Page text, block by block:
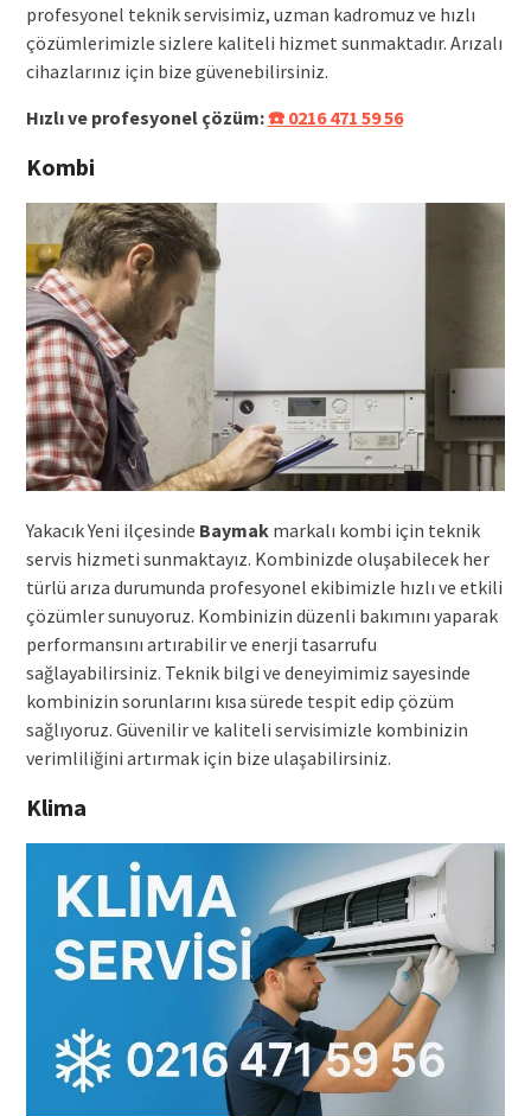
profesyonel teknik servisimiz, uzman kadromuz ve hızlı
çözümlerimizle sizlere kaliteli hizmet sunmaktadır. Arızalı
cihazlarınız için bize güvenebilirsiniz.
Hızlı ve profesyonel çözüm:☎️ 0216 471 59 56
Kombi
Yakacık Yeni ilçesinde Baymakmarkalı kombi için teknik
servis hizmeti sunmaktayız. Kombinizde oluşabilecek her
türlü arıza durumunda profesyonel ekibimizle hızlı ve etkili
çözümler sunuyoruz. Kombinizin düzenli bakımını yaparak
performansını artırabilir ve enerji tasarrufu
sağlayabilirsiniz. Teknik bilgi ve deneyimimiz sayesinde
kombinizin sorunlarını kısa sürede tespit edip çözüm
sağlıyoruz. Güvenilir ve kaliteli servisimizle kombinizin
verimliliğini artırmak için bize ulaşabilirsiniz.
Klima